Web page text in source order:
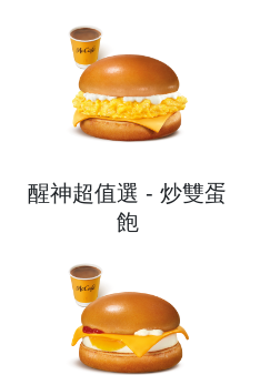
醒神超值選 - 炒雙蛋
飽